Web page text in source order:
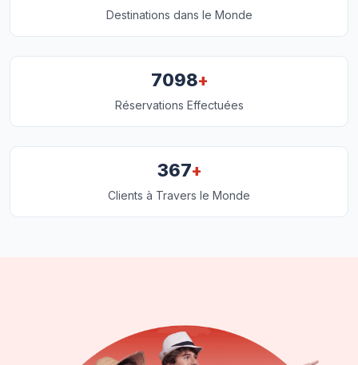
Destinations dans le Monde
7098+
Réservations Effectuées
367+
Clients à Travers le Monde